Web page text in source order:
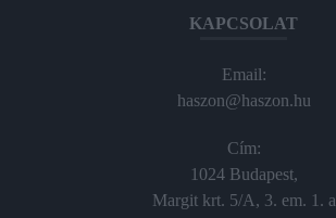
KAPCSOLAT
Email:
haszon@haszon.hu
Cím:
1024 Budapest,
Margit krt. 5/A, 3. em. 1. a